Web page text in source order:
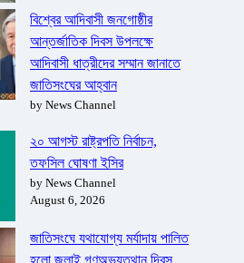
বিশ্বের আদিবাসী জনগোষ্ঠীর
আন্তর্জাতিক দিবস উপলক্ষে
আদিবাসী ধাত্রীদের সম্মান জানাতে
জাতিসংঘের আহ্বান
by News Channel
২০ আগস্ট রাষ্ট্রপতি নির্বাচন,
তফসিল ঘোষণা ইসির
by News Channel
August 6, 2026
জাতিসংঘে যথাযোগ্য মর্যাদায় পালিত